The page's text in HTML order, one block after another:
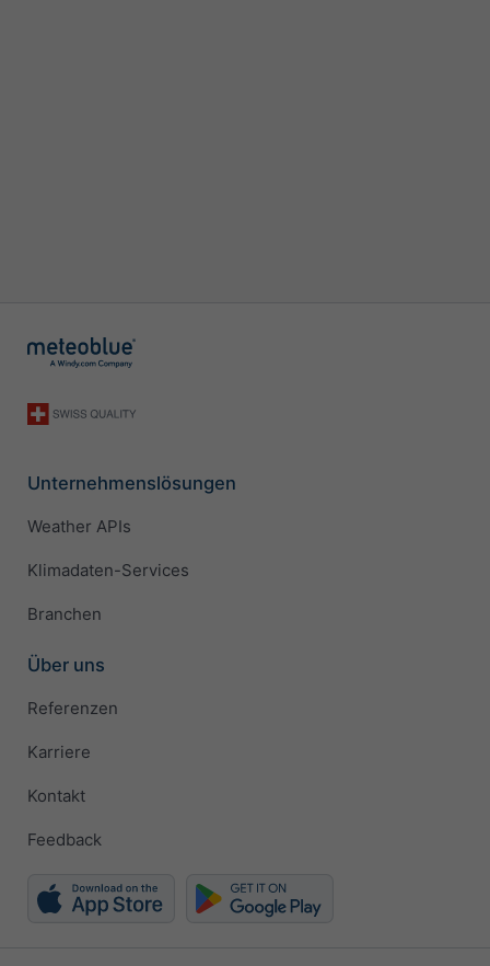
Unternehmenslösungen
Weather APIs
Klimadaten-Services
Branchen
Über uns
Referenzen
Karriere
Kontakt
Feedback